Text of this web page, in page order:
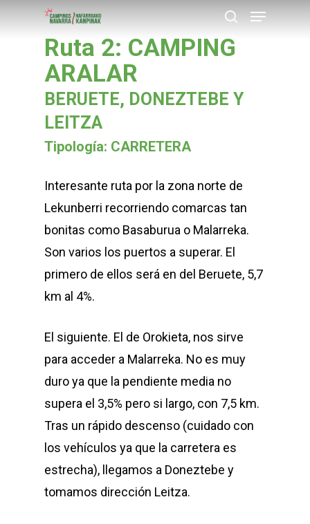
Menu
Ruta 2: CAMPING
ARALAR
BERUETE, DONEZTEBE Y
LEITZA
Tipología: CARRETERA
Interesante ruta por la zona norte de
Lekunberri recorriendo comarcas tan
bonitas como Basaburua o Malarreka.
Son varios los puertos a superar. El
primero de ellos será en del Beruete, 5,7
km al 4%.
El siguiente. El de Orokieta, nos sirve
para acceder a Malarreka. No es muy
duro ya que la pendiente media no
supera el 3,5% pero si largo, con 7,5 km.
Tras un rápido descenso (cuidado con
los vehículos ya que la carretera es
estrecha), llegamos a Doneztebe y
tomamos dirección Leitza.